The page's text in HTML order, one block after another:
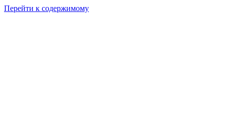
Перейти к содержимому